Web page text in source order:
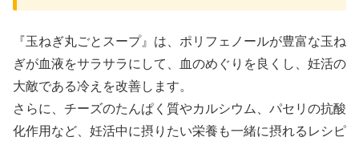
『玉ねぎ丸ごとスープ』は、ポリフェノールが豊富な玉ね
ぎが血液をサラサラにして、血のめぐりを良くし、妊活の
大敵である冷えを改善します。
さらに、チーズのたんぱく質やカルシウム、パセリの抗酸
化作用など、妊活中に摂りたい栄養も一緒に摂れるレシピ